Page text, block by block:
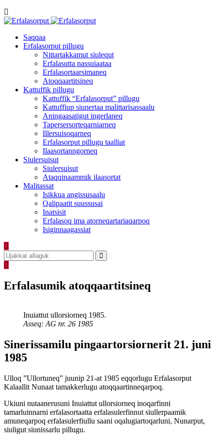
Saqqaa
Erfalasorput pillugu
Nittartakkamut siulequt
Erfalasutta nassuiaataa
Erfalasortaarsimaneq
Atoqqaartitsineq
Kattuffik pillugu
Kattuffik “Erfalasorput” pillugu
Kattuffiup siunertaa malittarisassaalu
Aningaasatigut ingerlaneq
Tapersersorteqarniarneq
Illersuisoqarneq
Erfalasorput pillugu taalliat
Ilaasortanngorneq
Siulersuisut
Siulersuisut
Ataqqinaammik ilaasortat
Malitassat
Isikkua angissusaalu
Qalipaatit suussusai
Inatsisit
Erfalasoq ima atorneqartariaqarpoq
Isiginnaagassiat
Erfalasumik atoqqaartitsineq
Inuiattut ullorsiorneq 1985.
Asseq: AG nr. 26 1985
Sinerissamilu pingaartorsiornerit 21. juni
1985
Ulloq ”Ullortuneq” juunip 21-at 1985 eqqorlugu Erfalasorput
Kalaallit Nunaat tamakkerlugu atoqqaartinneqarpoq.
Ukiuni nutaanerusuni Inuiattut ullorsiorneq inoqarfinni
tamarluinnarni erfalasortaatta erfalasulerfinnut siullerpaamik
amuneqarpoq erfalasulerfiullu saani oqalugiartoqarluni, Nunarput,
siuligut siunissarlu pillugu.